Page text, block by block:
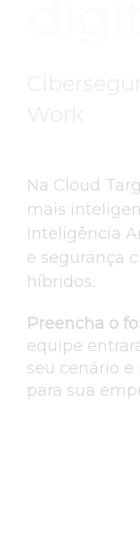
Na Cloud
mais
Inteligência
e segurança
híbridos.
Preencha o
equipe
seu cenário
para sua